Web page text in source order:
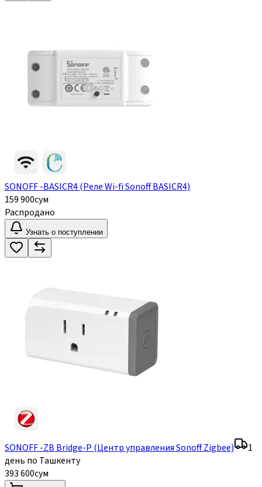
SONOFF -BASICR4 (Реле Wi-fi Sonoff BASICR4)
159 900сум
Распродано
Узнать о поступлении
SONOFF -ZB Bridge-P (Центр управления Sonoff Zigbee)
1
день по Ташкенту
393 600сум